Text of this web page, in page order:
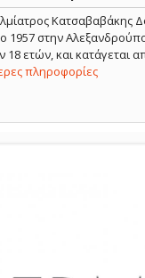
Κατσαβαβάκης
1957 στην
18 ετών, και κατάγεται
πληροφορίες